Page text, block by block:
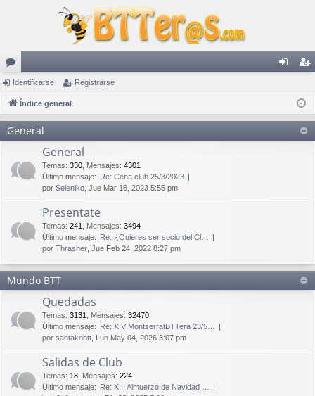
or
os ist
ra
Identificarse Registrarse
Índice general
General
General
Temas: 330 Mensajes: 4301
Último mensaje: Re: Cena club 25/3/2023
por Seleniko , Jue Mar 16, 2023 5:55 pm
Presentate
Temas: 241 Mensajes: 3494
Último mensaje: Re: ¿Quieres ser socio del Cl…
por Thrasher , Jue Feb 24, 2022 8:27 pm
Mundo BTT
Quedadas
Temas: 3131 Mensajes: 32470
Último mensaje: Re: XIV MontserratBTTera 23/5…
por santakobtt , Lun May 04, 2026 3:07 pm
Salidas de Club
Temas: 18 Mensajes: 224
Último mensaje: Re: XIII Almuerzo de Navidad …